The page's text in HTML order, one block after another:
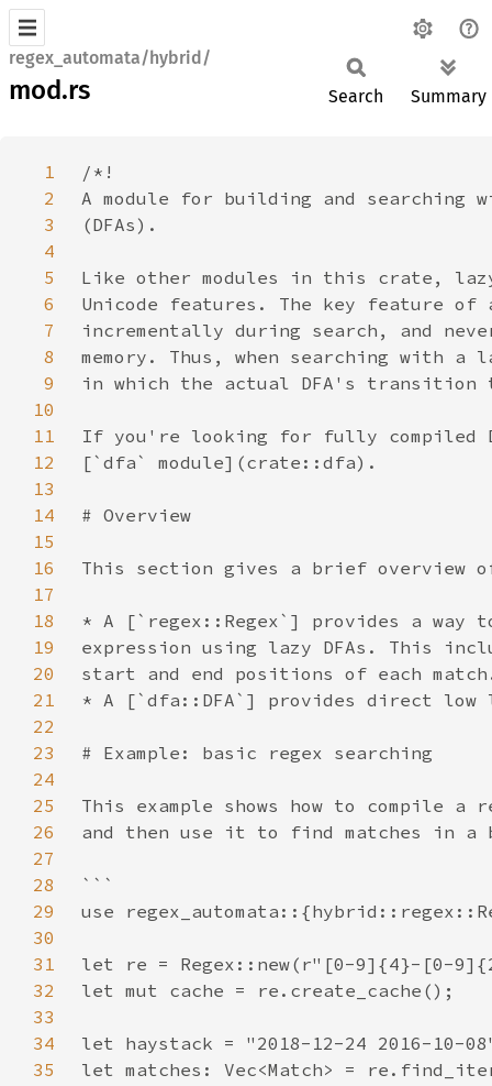
regex_automata/hybrid/
mod.rs Search Summary
1
2
3
4
5
6
7
8
9
10
11
12
13
14
15
16
17
18
19
20
21
22
23
24
25
26
27
28
29
30
31
32
33
34
35